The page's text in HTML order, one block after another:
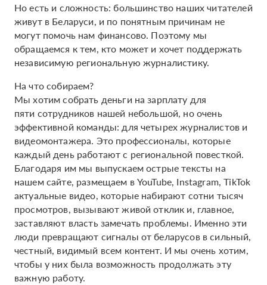
Но есть и сложность: большинство наших читателей
живут в Беларуси, и по понятным причинам не
могут помочь нам финансово. Поэтому мы
обращаемся к тем, кто может и хочет поддержать
независимую региональную журналистику.
На что собираем?
Мы хотим собрать деньги на зарплату для
пяти сотрудников нашей небольшой, но очень
эффективной команды: для четырех журналистов и
видеомонтажера. Это профессионалы, которые
каждый день работают с региональной повесткой.
Благодаря им мы выпускаем острые тексты на
нашем сайте, размещаем в YouTube, Instagram, TikTok
актуальные видео, которые набирают сотни тысяч
просмотров, вызывают живой отклик и, главное,
заставляют власть замечать проблемы. Именно эти
люди превращают сигналы от беларусов в сильный,
честный, видимый всем контент. И мы очень хотим,
чтобы у них была возможность продолжать эту
важную работу.